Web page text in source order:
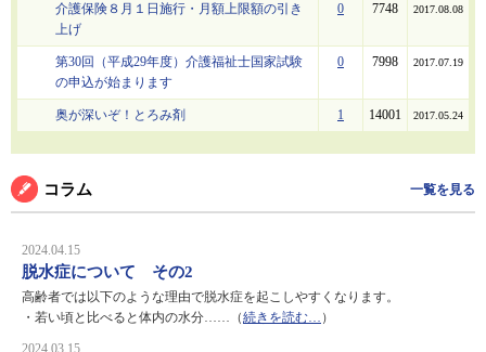
介護保険８月１日施行・月額上限額の引き
上げ
0 7748 2017.08.08
第30回（平成29年度）介護福祉士国家試験
の申込が始まります
0 7998 2017.07.19
奥が深いぞ！とろみ剤 1 14001 2017.05.24
コラム 一覧を見る
2024.04.15
脱水症について その2
高齢者では以下のような理由で脱水症を起こしやすくなります。
・若い頃と比べると体内の水分……（続きを読む… ）